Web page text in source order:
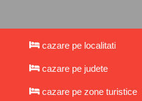
cazare pe localitati
cazare pe judete
cazare pe zone turistice